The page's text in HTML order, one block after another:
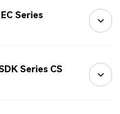
Series
Series CS